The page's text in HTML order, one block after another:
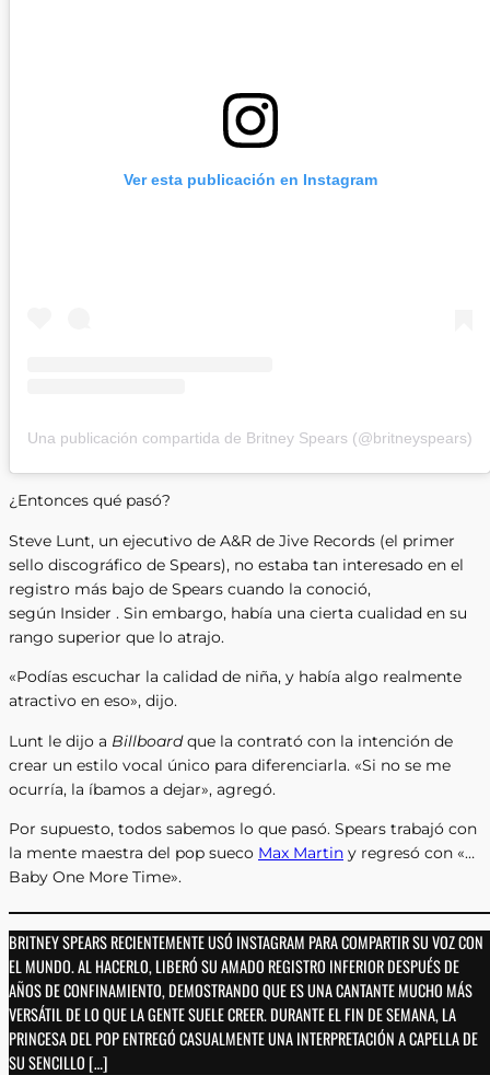
Ver esta publicación en Instagram
Una publicación compartida de Britney Spears (@britneyspears)
¿Entonces qué pasó?
Steve Lunt, un ejecutivo de A&R de Jive Records (el primer
sello discográfico de Spears), no estaba tan interesado en el
registro más bajo de Spears cuando la conoció,
según Insider . Sin embargo, había una cierta cualidad en su
rango superior que lo atrajo.
«Podías escuchar la calidad de niña, y había algo realmente
atractivo en eso», dijo.
Lunt le dijo a Billboardque la contrató con la intención de
crear un estilo vocal único para diferenciarla. «Si no se me
ocurría, la íbamos a dejar», agregó.
Por supuesto, todos sabemos lo que pasó. Spears trabajó con
la mente maestra del pop sueco Max Martin y regresó con «…
Baby One More Time».
BRITNEY SPEARS RECIENTEMENTE USÓ INSTAGRAM PARA COMPARTIR SU VOZ CON
EL MUNDO. AL HACERLO, LIBERÓ SU AMADO REGISTRO INFERIOR DESPUÉS DE
AÑOS DE CONFINAMIENTO, DEMOSTRANDO QUE ES UNA CANTANTE MUCHO MÁS
VERSÁTIL DE LO QUE LA GENTE SUELE CREER. DURANTE EL FIN DE SEMANA, LA
PRINCESA DEL POP ENTREGÓ CASUALMENTE UNA INTERPRETACIÓN A CAPELLA DE
SU SENCILLO […]